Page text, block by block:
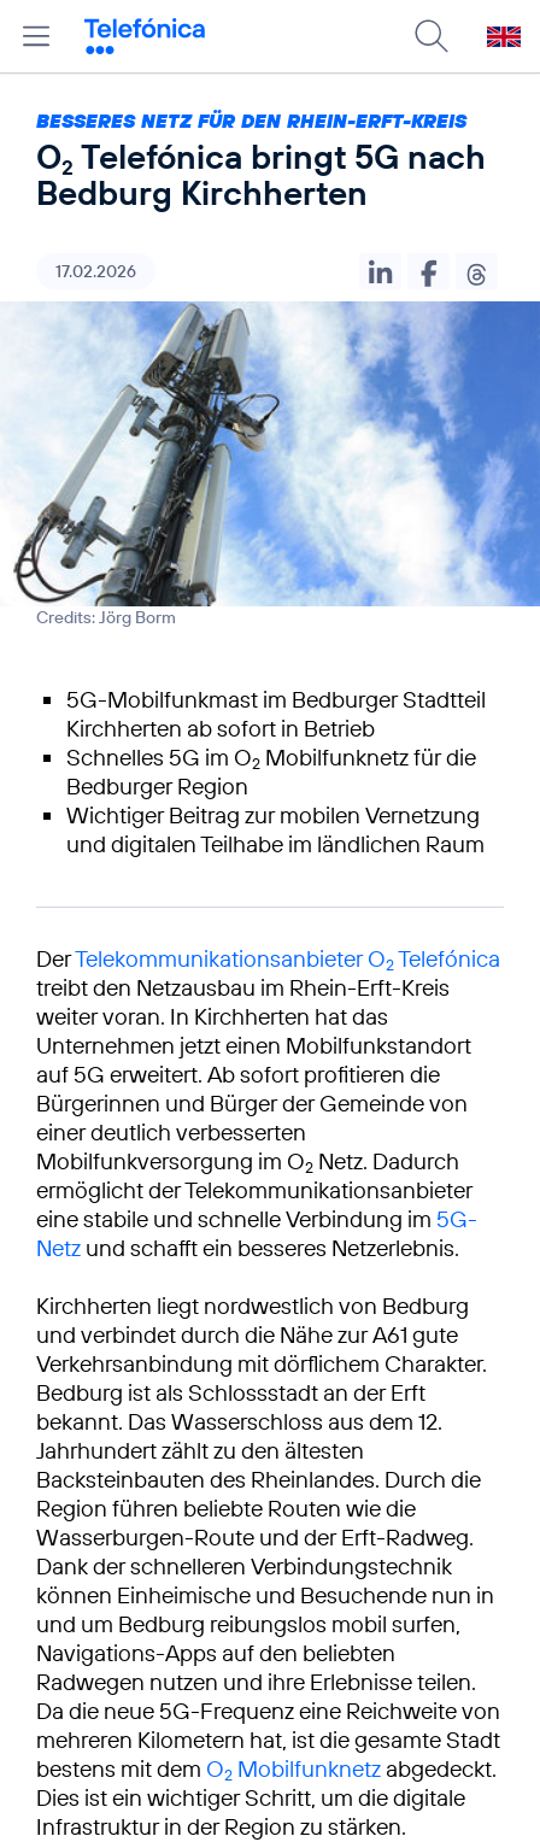
BESSERES NETZ FÜR DEN RHEIN-ERFT-KREIS
O2 Telefónica bringt 5G nach
Bedburg Kirchherten
17.02.2026
Credits: Jörg Borm
5G-Mobilfunkmast im Bedburger Stadtteil
Kirchherten ab sofort in Betrieb
Schnelles 5G im O2 Mobilfunknetz für die
Bedburger Region
Wichtiger Beitrag zur mobilen Vernetzung
und digitalen Teilhabe im ländlichen Raum
DerTelekommunikationsanbieter O2Telefónica
treibt den Netzausbau im Rhein-Erft-Kreis
weiter voran. In Kirchherten hat das
Unternehmen jetzt einen Mobilfunkstandort
auf 5G erweitert. Ab sofort profitieren die
Bürgerinnen und Bürger der Gemeinde von
einer deutlich verbesserten
Mobilfunkversorgung im O2 Netz. Dadurch
ermöglicht der Telekommunikationsanbieter
eine stabile und schnelle Verbindung im 5G-
Netz und schafft ein besseres Netzerlebnis.
Kirchherten liegt nordwestlich von Bedburg
und verbindet durch die Nähe zur A61 gute
Verkehrsanbindung mit dörflichem Charakter.
Bedburg ist als Schlossstadt an der Erft
bekannt. Das Wasserschloss aus dem 12.
Jahrhundert zählt zu den ältesten
Backsteinbauten des Rheinlandes. Durch die
Region führen beliebte Routen wie die
Wasserburgen-Route und der Erft-Radweg.
Dank der schnelleren Verbindungstechnik
können Einheimische und Besuchende nun in
und um Bedburg reibungslos mobil surfen,
Navigations-Apps auf den beliebten
Radwegen nutzen und ihre Erlebnisse teilen.
Da die neue 5G-Frequenz eine Reichweite von
mehreren Kilometern hat, ist die gesamte Stadt
bestens mit dem O2 Mobilfunknetz abgedeckt.
Dies ist ein wichtiger Schritt, um die digitale
Infrastruktur in der Region zu stärken.